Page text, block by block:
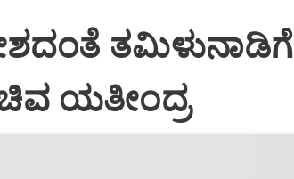
ತಮಿಳುನಾಡಿಗೆ
ಯತೀಂದ್ರ